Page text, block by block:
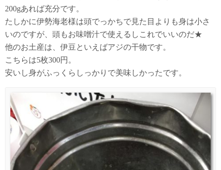
200gあれば充分です。
たしかに伊勢海老様は頭でっかちで見た目よりも身は小さ
いのですが、頭もお味噌汁で使えるしこれでいいのだ★
他のお土産は、伊豆といえばアジの干物です。
こちらは5枚300円。
安いし身がふっくらしっかりで美味しかったです。